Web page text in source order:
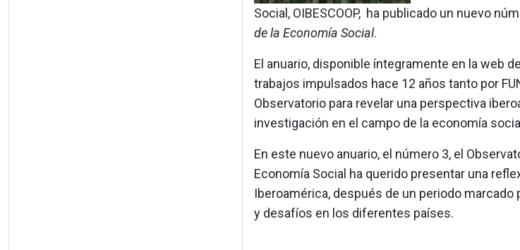
Social, OIBESCOOP, ha publicado un nuevo
de la Economía Social.
El anuario, disponible íntegramente en la web
trabajos impulsados hace 12 años tanto por
Observatorio para revelar una perspectiva
investigación en el campo de la economía
En este nuevo anuario, el número 3, el
Economía Social ha querido presentar una
Iberoamérica, después de un periodo
y desafíos en los diferentes países.